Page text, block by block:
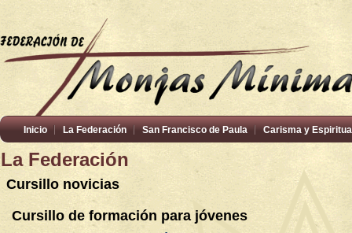
Inicio La Federación San Francisco de Paula Carisma y
La Federación
Cursillo novicias
Cursillo de formación para jóvenes